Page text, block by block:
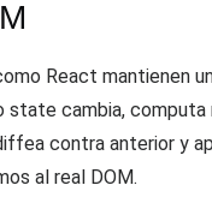
React mantienen
state cambia, computa
contra anterior y
al real DOM.